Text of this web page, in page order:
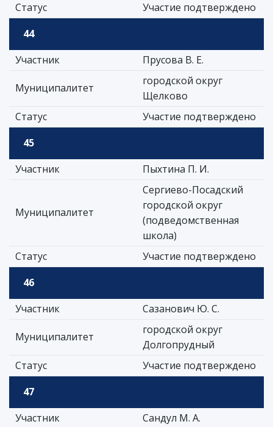
Статус
Участие подтверждено
44
Участник
Прусова В. Е.
Муниципалитет
городской округ
Щелково
Статус
Участие подтверждено
45
Участник
Пыхтина П. И.
Муниципалитет
Сергиево-Посадский
городской округ
(подведомственная
школа)
Статус
Участие подтверждено
46
Участник
Сазанович Ю. С.
Муниципалитет
городской округ
Долгопрудный
Статус
Участие подтверждено
47
Участник
Сандул М. А.